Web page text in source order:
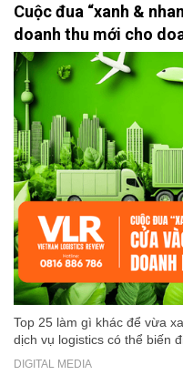
Cuộc đua “xanh &
doanh thu mới cho
Top 25 làm gì khác để vừa
dịch vụ logistics có thể biến
DIGITAL MEDIA